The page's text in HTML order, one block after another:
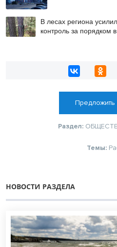
В лесах региона
контроль за порядком
Предложить
Раздел:
Темы:
НОВОСТИ РАЗДЕЛА